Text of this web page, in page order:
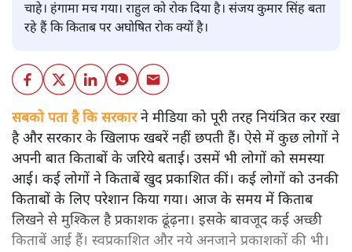
चाहे। हंगामा मच गया। राहुल को रोक दिया है। संजय कुमार सिंह बता
रहे हैं कि किताब पर अघोषित रोक क्यों है।
सबको पता है कि सरकारने मीडिया को पूरी तरह नियंत्रित कर रखा
है और सरकार के खिलाफ खबरें नहीं छपती हैं। ऐसे में कुछ लोगों ने
अपनी बात किताबों के जरिये बताई। उसमें भी लोगों को समस्या
आई। कई लोगों ने किताबें खुद प्रकाशित कीं। कई लोगों को उनकी
किताबों के लिए परेशान किया गया। आज के समय में किताब
लिखने से मुश्किल है प्रकाशक ढूंढ़ना। इसके बावजूद कई अच्छी
किताबें आई हैं। स्वप्रकाशित और नये अनजाने प्रकाशकों की भी।